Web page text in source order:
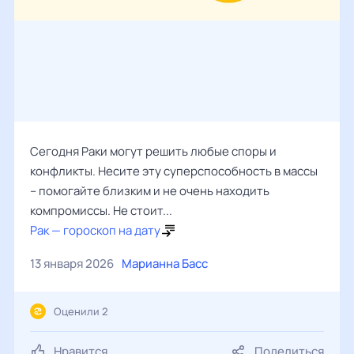
Сегодня Раки могут решить любые споры и
конфликты. Несите эту суперспособность в массы
– помогайте близким и не очень находить
компромиссы. Не стоит...
Рак — гороскоп на дату
13 января 2026 Марианна Басс
Оценили 2